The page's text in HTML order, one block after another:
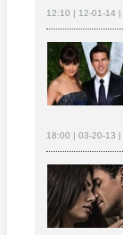
12:10 | 12-01-14 |
18:00 | 03-20-13 |